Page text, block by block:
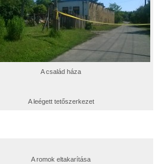
A család háza
A leégett tetőszerkezet
A romok eltakarítása